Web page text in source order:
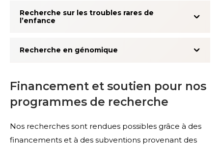
Recherche sur les troubles rares de
l’enfance
Recherche en génomique
Financement et soutien pour nos
programmes de recherche
Nos recherches sont rendues possibles grâce à des
financements et à des subventions provenant des